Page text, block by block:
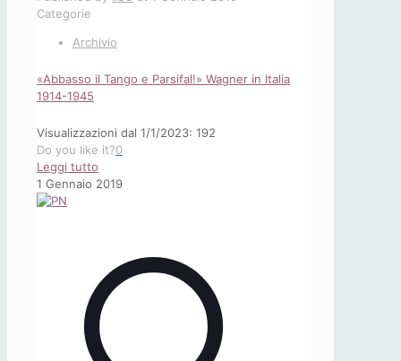
Categorie
Archivio
«Abbasso il Tango e Parsifal!» Wagner in Italia
1914-1945
Visualizzazioni dal 1/1/2023: 192
Do you like it?0
Leggi tutto
«Abbasso
Wagner
in
Italia
1914-
1945
1 Gennaio 2019